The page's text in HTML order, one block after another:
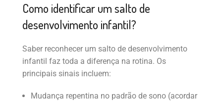
Como identificar um salto de
desenvolvimento infantil?
Saber reconhecer um salto de desenvolvimento
infantil faz toda a diferença na rotina. Os
principais sinais incluem:
Mudança repentina no padrão de sono (acordar